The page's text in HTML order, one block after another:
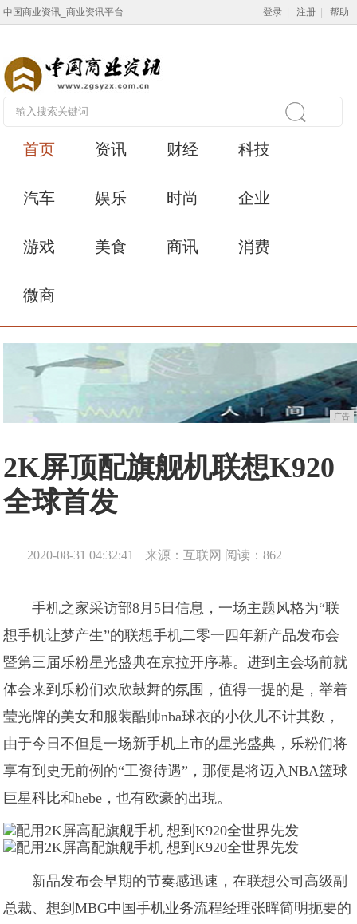
中国商业资讯_商业资讯平台 登录 注册 帮助
首页 资讯 财经 科技
汽车 娱乐 时尚 企业
游戏 美食 商讯 消费
微商
广告
2K屏顶配旗舰机联想K920
全球首发
2020-08-31 04:32:41 来源：互联网 阅读：862
手机之家采访部8月5日信息，一场主题风格为“联
想手机让梦产生”的联想手机二零一四年新产品发布会
暨第三届乐粉星光盛典在京拉开序幕。进到主会场前就
体会来到乐粉们欢欣鼓舞的氛围，值得一提的是，举着
莹光牌的美女和服装酷帅nba球衣的小伙儿不计其数，
由于今日不但是一场新手机上市的星光盛典，乐粉们将
享有到史无前例的“工资待遇”，那便是将迈入NBA篮球
巨星科比和hebe，也有欧豪的出現。
新品发布会早期的节奏感迅速，在联想公司高级副
总裁、想到MBG中国手机业务流程经理张晖简明扼要的